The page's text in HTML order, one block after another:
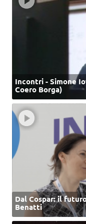
Incontri - Simone
Coero Borga)
Dal Cospar: il
Benatti